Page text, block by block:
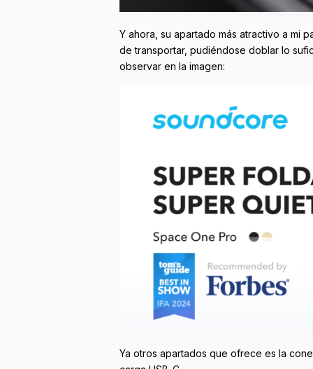
Y ahora, su apartado más atractivo a mi
de transportar, pudiéndose doblar lo
observar en la imagen:
Ya otros apartados que ofrece es la